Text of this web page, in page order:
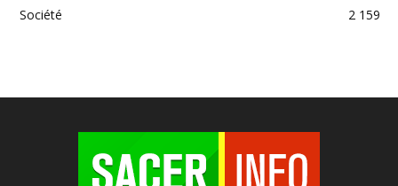
Société
2 159